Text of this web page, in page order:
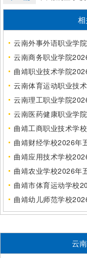
云南外事外语职业学
云南商务职业学院
曲靖职业技术学院
云南体育运动职业技
云南理工职业学院
云南医药健康职业学
曲靖工商职业技术学
曲靖财经学校2026年
曲靖应用技术学校
曲靖农业学校2026年
曲靖市体育运动学校
曲靖幼儿师范学校
云